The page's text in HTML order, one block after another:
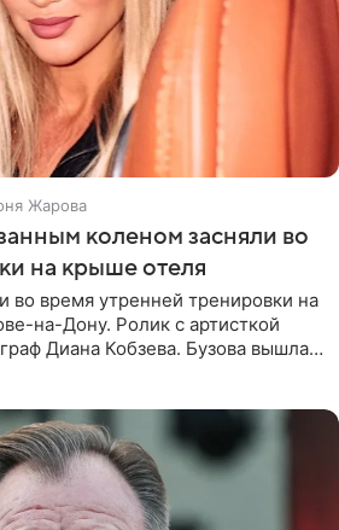
Жарова
коленом засняли во
на крыше отеля
во время утренней тренировки на
на-Дону. Ролик с артисткой
Диана Кобзева. Бузова вышла